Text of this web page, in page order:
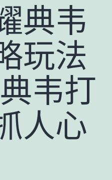
典韦
玩法
韦打
人心